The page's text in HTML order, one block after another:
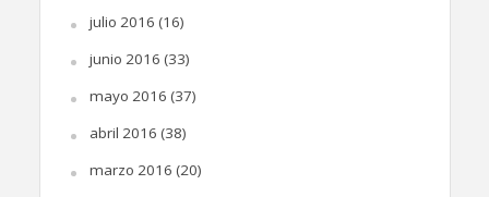
julio 2016 (16)
junio 2016 (33)
mayo 2016 (37)
abril 2016 (38)
marzo 2016 (20)